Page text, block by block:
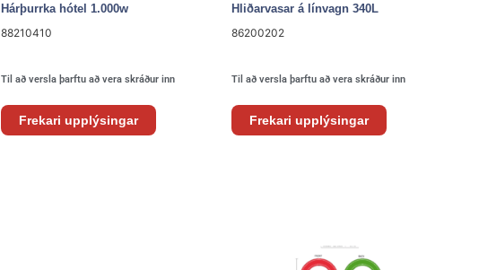
Hárþurrka hótel 1.000w
88210410
Til að versla þarftu að vera skráður inn
Frekari upplýsingar
Hliðarvasar á línvagn 340L
86200202
Til að versla þarftu að vera skráður inn
Frekari upplýsingar